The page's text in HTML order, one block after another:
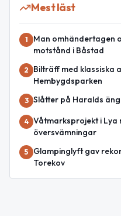
Mest läst
1
Man omhändertagen
motstånd i Båstad
2
Bilträff med klassiska
Hembygdsparken
3 Slåtter på Haralds äng
4 Våtmarksprojekt i Lya
översvämningar
5
Glampinglyft gav
Torekov